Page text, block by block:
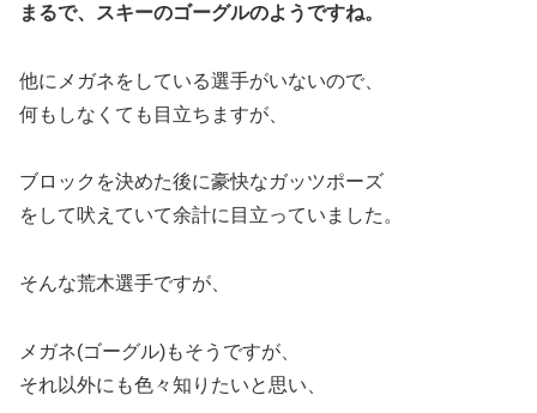
まるで、スキーのゴーグルのようですね。
他にメガネをしている選手がいないので、
何もしなくても目立ちますが、
ブロックを決めた後に豪快なガッツポーズ
をして吠えていて余計に目立っていました。
そんな荒木選手ですが、
メガネ(ゴーグル)もそうですが、
それ以外にも色々知りたいと思い、